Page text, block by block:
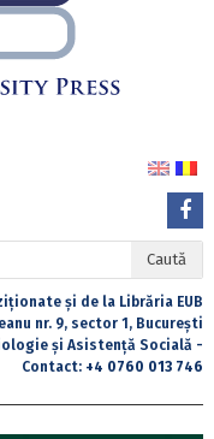
Caută
și de la Librăria EUB
nr. 9, sector 1, București
și Asistență Socială -
Contact: +4 0760 013 746